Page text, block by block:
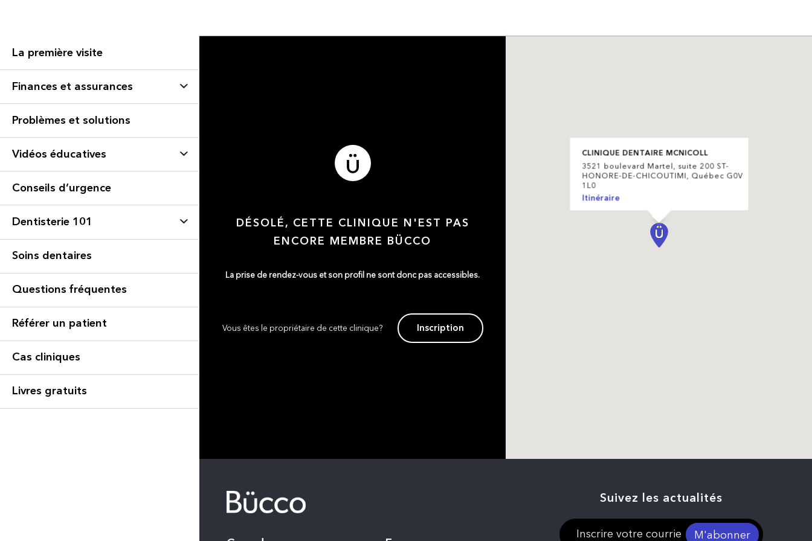
La première visite
Finances et assurances
Problèmes et solutions
Vidéos éducatives
Conseils d’urgence
Dentisterie 101
Soins dentaires
Questions fréquentes
Référer un patient
Cas cliniques
Livres gratuits
DÉSOLÉ, CETTE CLINIQUE N'EST PAS
ENCORE MEMBRE BÜCCO
La prise de rendez-vous et son profil ne sont donc pas accessibles.
Vous êtes le propriétaire de cette clinique? Inscription
CLINIQUE DENTAIRE MCNICOLL
3521 boulevard Martel, suite 200 ST-
HONORE-DE-CHICOUTIMI, Québec G0V
1L0
Itinéraire
Suivez les actualités
M'abonner